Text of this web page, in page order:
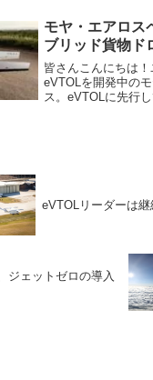
モヤ・エアロス
ブリッド貨物ド
皆さんこんにちは
eVTOLを開発中の
ス。eVTOLに先行
eVTOLリーダーは
ジェットゼロの導入